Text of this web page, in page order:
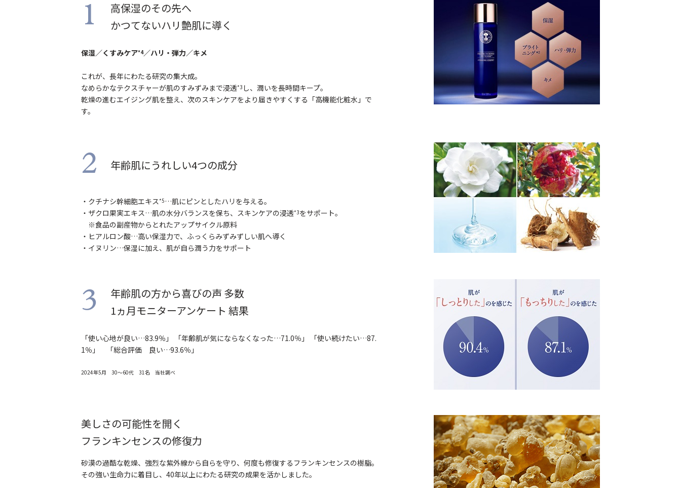
1
高保湿のその先へ
かつてないハリ艶肌に導く
保湿／くすみケア*4／ハリ・弾力／キメ
これが、長年にわたる研究の集大成。
なめらかなテクスチャーが肌のすみずみまで浸透*3 し、潤いを長時間キープ。
乾燥の進むエイジング肌を整え、次のスキンケアをより届きやすくする「高機能化粧水」で
す。
2 年齢肌にうれしい4つの成分
・クチナシ幹細胞エキス*5 …肌にピンとしたハリを与える。
・ザクロ果実エキス…肌の水分バランスを保ち、スキンケアの浸透*3をサポート。
※食品の副産物からとれたアップサイクル原料
・ヒアルロン酸…高い保湿力で、ふっくらみずみずしい肌へ導く
・イヌリン…保湿に加え、肌が自ら潤う力をサポート
3
年齢肌の方から喜びの声 多数
1ヵ月モニターアンケート 結果
「使い心地が良い…83.9％」 「年齢肌が気にならなくなった…71.0％」 「使い続けたい…87.
1％」 「総合評価 良い…93.6％」
2024年5月 30～60代 31名 当社調べ
美しさの可能性を開く
フランキンセンスの修復力
砂漠の過酷な乾燥、強烈な紫外線から自らを守り、何度も修復するフランキンセンスの樹脂。
その強い生命力に着目し、40年以上にわたる研究の成果を活かしました。